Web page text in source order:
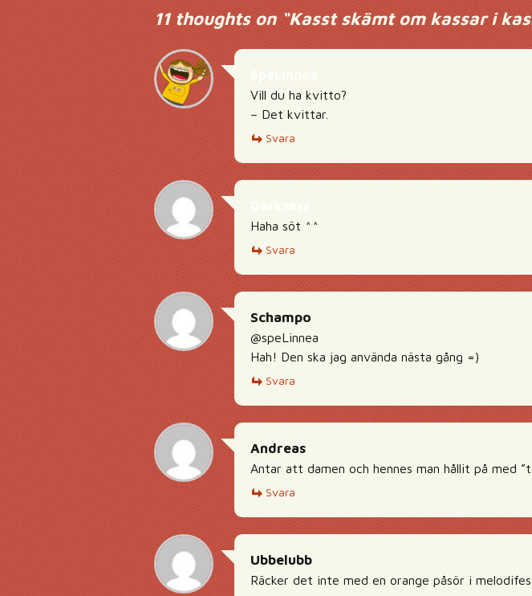
11 thoughts on “Kasst skämt om kassar i
Vill du ha kvitto?
– Det kvittar.
Svara
Haha söt ^^
Svara
Schampo
@speLinnea
Hah! Den ska jag använda nästa gång =)
Svara
Andreas
Antar att damen och hennes man hållit på med
Svara
Ubbelubb
Räcker det inte med en orange påsör i